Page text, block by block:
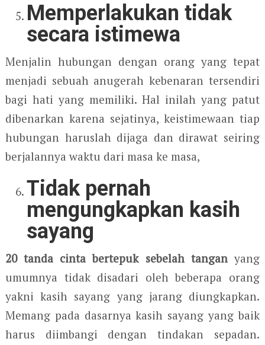
Memperlakukan tidak
secara istimewa
Menjalin hubungan dengan orang yang tepat
menjadi sebuah anugerah kebenaran tersendiri
bagi hati yang memiliki. Hal inilah yang patut
dibenarkan karena sejatinya, keistimewaan tiap
hubungan haruslah dijaga dan dirawat seiring
berjalannya waktu dari masa ke masa,
Tidak pernah
mengungkapkan kasih
sayang
20 tanda cinta bertepuk sebelah tanganyang
umumnya tidak disadari oleh beberapa orang
yakni kasih sayang yang jarang diungkapkan.
Memang pada dasarnya kasih sayang yang baik
harus diimbangi dengan tindakan sepadan.